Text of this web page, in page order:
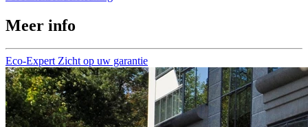
Meer info
Eco-Expert Zicht op uw garantie